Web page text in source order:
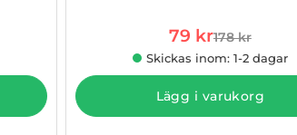
rea pris
79 krtidigare pris
178 kr
Skickas inom: 1-2 dagar
Lägg i varukorg